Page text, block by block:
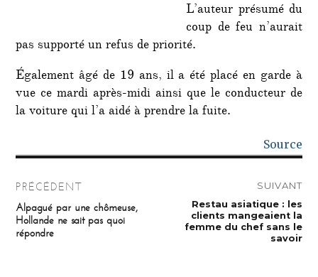
L’auteur présumé du
coup de feu n’aurait
pas supporté un refus de priorité.
Également âgé de 19 ans, il a été placé en garde à
vue ce mardi après-midi ainsi que le conducteur de
la voiture qui l’a aidé à prendre la fuite.
Source
de
l’article
PRÉCÉDENT
Publication
précédente :
Alpagué par une chômeuse,
Hollande ne sait pas quoi
répondre
SUIVANT
Publication
suivante :
Restau asiatique : les
clients mangeaient la
femme du chef sans le
savoir